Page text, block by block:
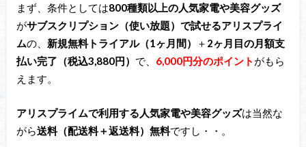
まず、条件としては800種類以上の人気家電や美容グッズ
がサブスクリプション（使い放題）で試せるアリスプライ
ムの、 新規無料トライアル（1ヶ月間） ＋ 2ヶ月目の月額支
払い完了（税込3,880円） で、 6,000円分のポイント がもら
えます。
アリスプライムで利用する人気家電や美容グッズは当然な
がら送料（配送料＋返送料）無料ですし・・。